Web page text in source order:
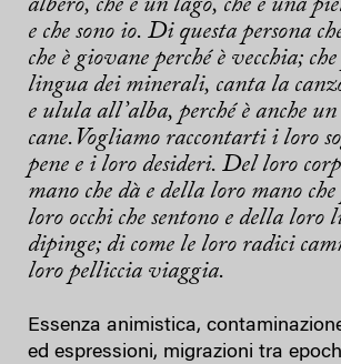
albero, che è un lago, che è una
e che sono io. Di questa persona
che è giovane perché è vecchia;
lingua dei minerali, canta la
e ulula all’alba, perché è anche un
cane.Vogliamo raccontarti i loro
pene e i loro desideri. Del loro
mano che dà e della loro mano
loro occhi che sentono e della loro
dipinge; di come le loro radici
loro pelliccia viaggia.
Essenza animistica,
ed espressioni, migrazioni tra